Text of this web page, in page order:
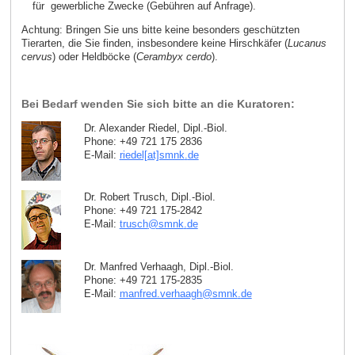
für gewerbliche Zwecke (Gebühren auf Anfrage).
Achtung: Bringen Sie uns bitte keine besonders geschützten
Tierarten, die Sie finden, insbesondere keine Hirschkäfer (Lucanus
cervus) oder Heldböcke (Cerambyx cerdo).
Bei Bedarf wenden Sie sich bitte an die Kuratoren:
Dr. Alexander Riedel, Dipl.-Biol.
Phone: +49 721 175 2836
E-Mail: riedel[at]smnk de
Dr. Robert Trusch, Dipl.-Biol.
Phone: +49 721 175-2842
E-Mail: trusch@smnk.de
Dr. Manfred Verhaagh, Dipl.-Biol.
Phone: +49 721 175-2835
E-Mail: manfred.verhaagh@smnk.de